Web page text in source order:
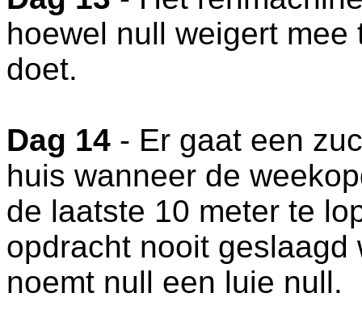
hoewel null weigert
doet.
Dag 14 - Er gaat een
huis wanneer de
de laatste 10 meter te
opdracht nooit
noemt null een luie null.